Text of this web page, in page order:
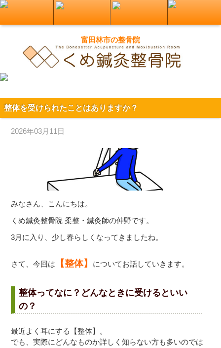
富田林市の整骨院
整体を受けられたことはありますか？
2026年03月11日
みなさん、こんにちは。
くめ鍼灸整骨院 柔整・鍼灸師の仲野です。
3月に入り、少し春らしくなってきましたね。
さて、今回は 【整体】 についてお話していきます。
整体ってなに？どんなときに受けるといい
の？
最近よく耳にする【整体】。
でも、実際にどんなものか詳しく知らない方も多いのでは